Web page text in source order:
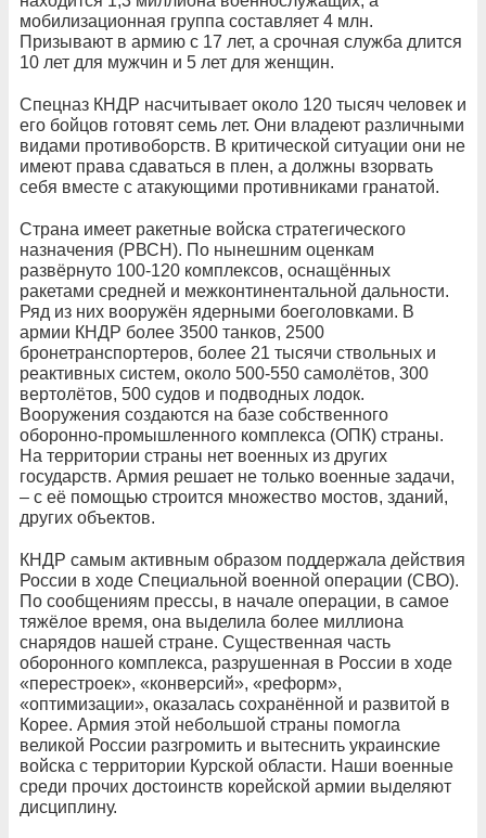
мобилизационная группа составляет 4 млн.
Призывают в армию с 17 лет, а срочная служба длится
10 лет для мужчин и 5 лет для женщин.
Спецназ КНДР насчитывает около 120 тысяч человек и
его бойцов готовят семь лет. Они владеют различными
видами противоборств. В критической ситуации они не
имеют права сдаваться в плен, а должны взорвать
себя вместе с атакующими противниками гранатой.
Страна имеет ракетные войска стратегического
назначения (РВСН). По нынешним оценкам
развёрнуто 100-120 комплексов, оснащённых
ракетами средней и межконтинентальной дальности.
Ряд из них вооружён ядерными боеголовками. В
армии КНДР более 3500 танков, 2500
бронетранспортеров, более 21 тысячи ствольных и
реактивных систем, около 500-550 самолётов, 300
вертолётов, 500 судов и подводных лодок.
Вооружения создаются на базе собственного
оборонно-промышленного комплекса (ОПК) страны.
На территории страны нет военных из других
государств. Армия решает не только военные задачи,
– с её помощью строится множество мостов, зданий,
других объектов.
КНДР самым активным образом поддержала действия
России в ходе Специальной военной операции (СВО).
По сообщениям прессы, в начале операции, в самое
тяжёлое время, она выделила более миллиона
снарядов нашей стране. Существенная часть
оборонного комплекса, разрушенная в России в ходе
«перестроек», «конверсий», «реформ»,
«оптимизации», оказалась сохранённой и развитой в
Корее. Армия этой небольшой страны помогла
великой России разгромить и вытеснить украинские
войска с территории Курской области. Наши военные
среди прочих достоинств корейской армии выделяют
дисциплину.